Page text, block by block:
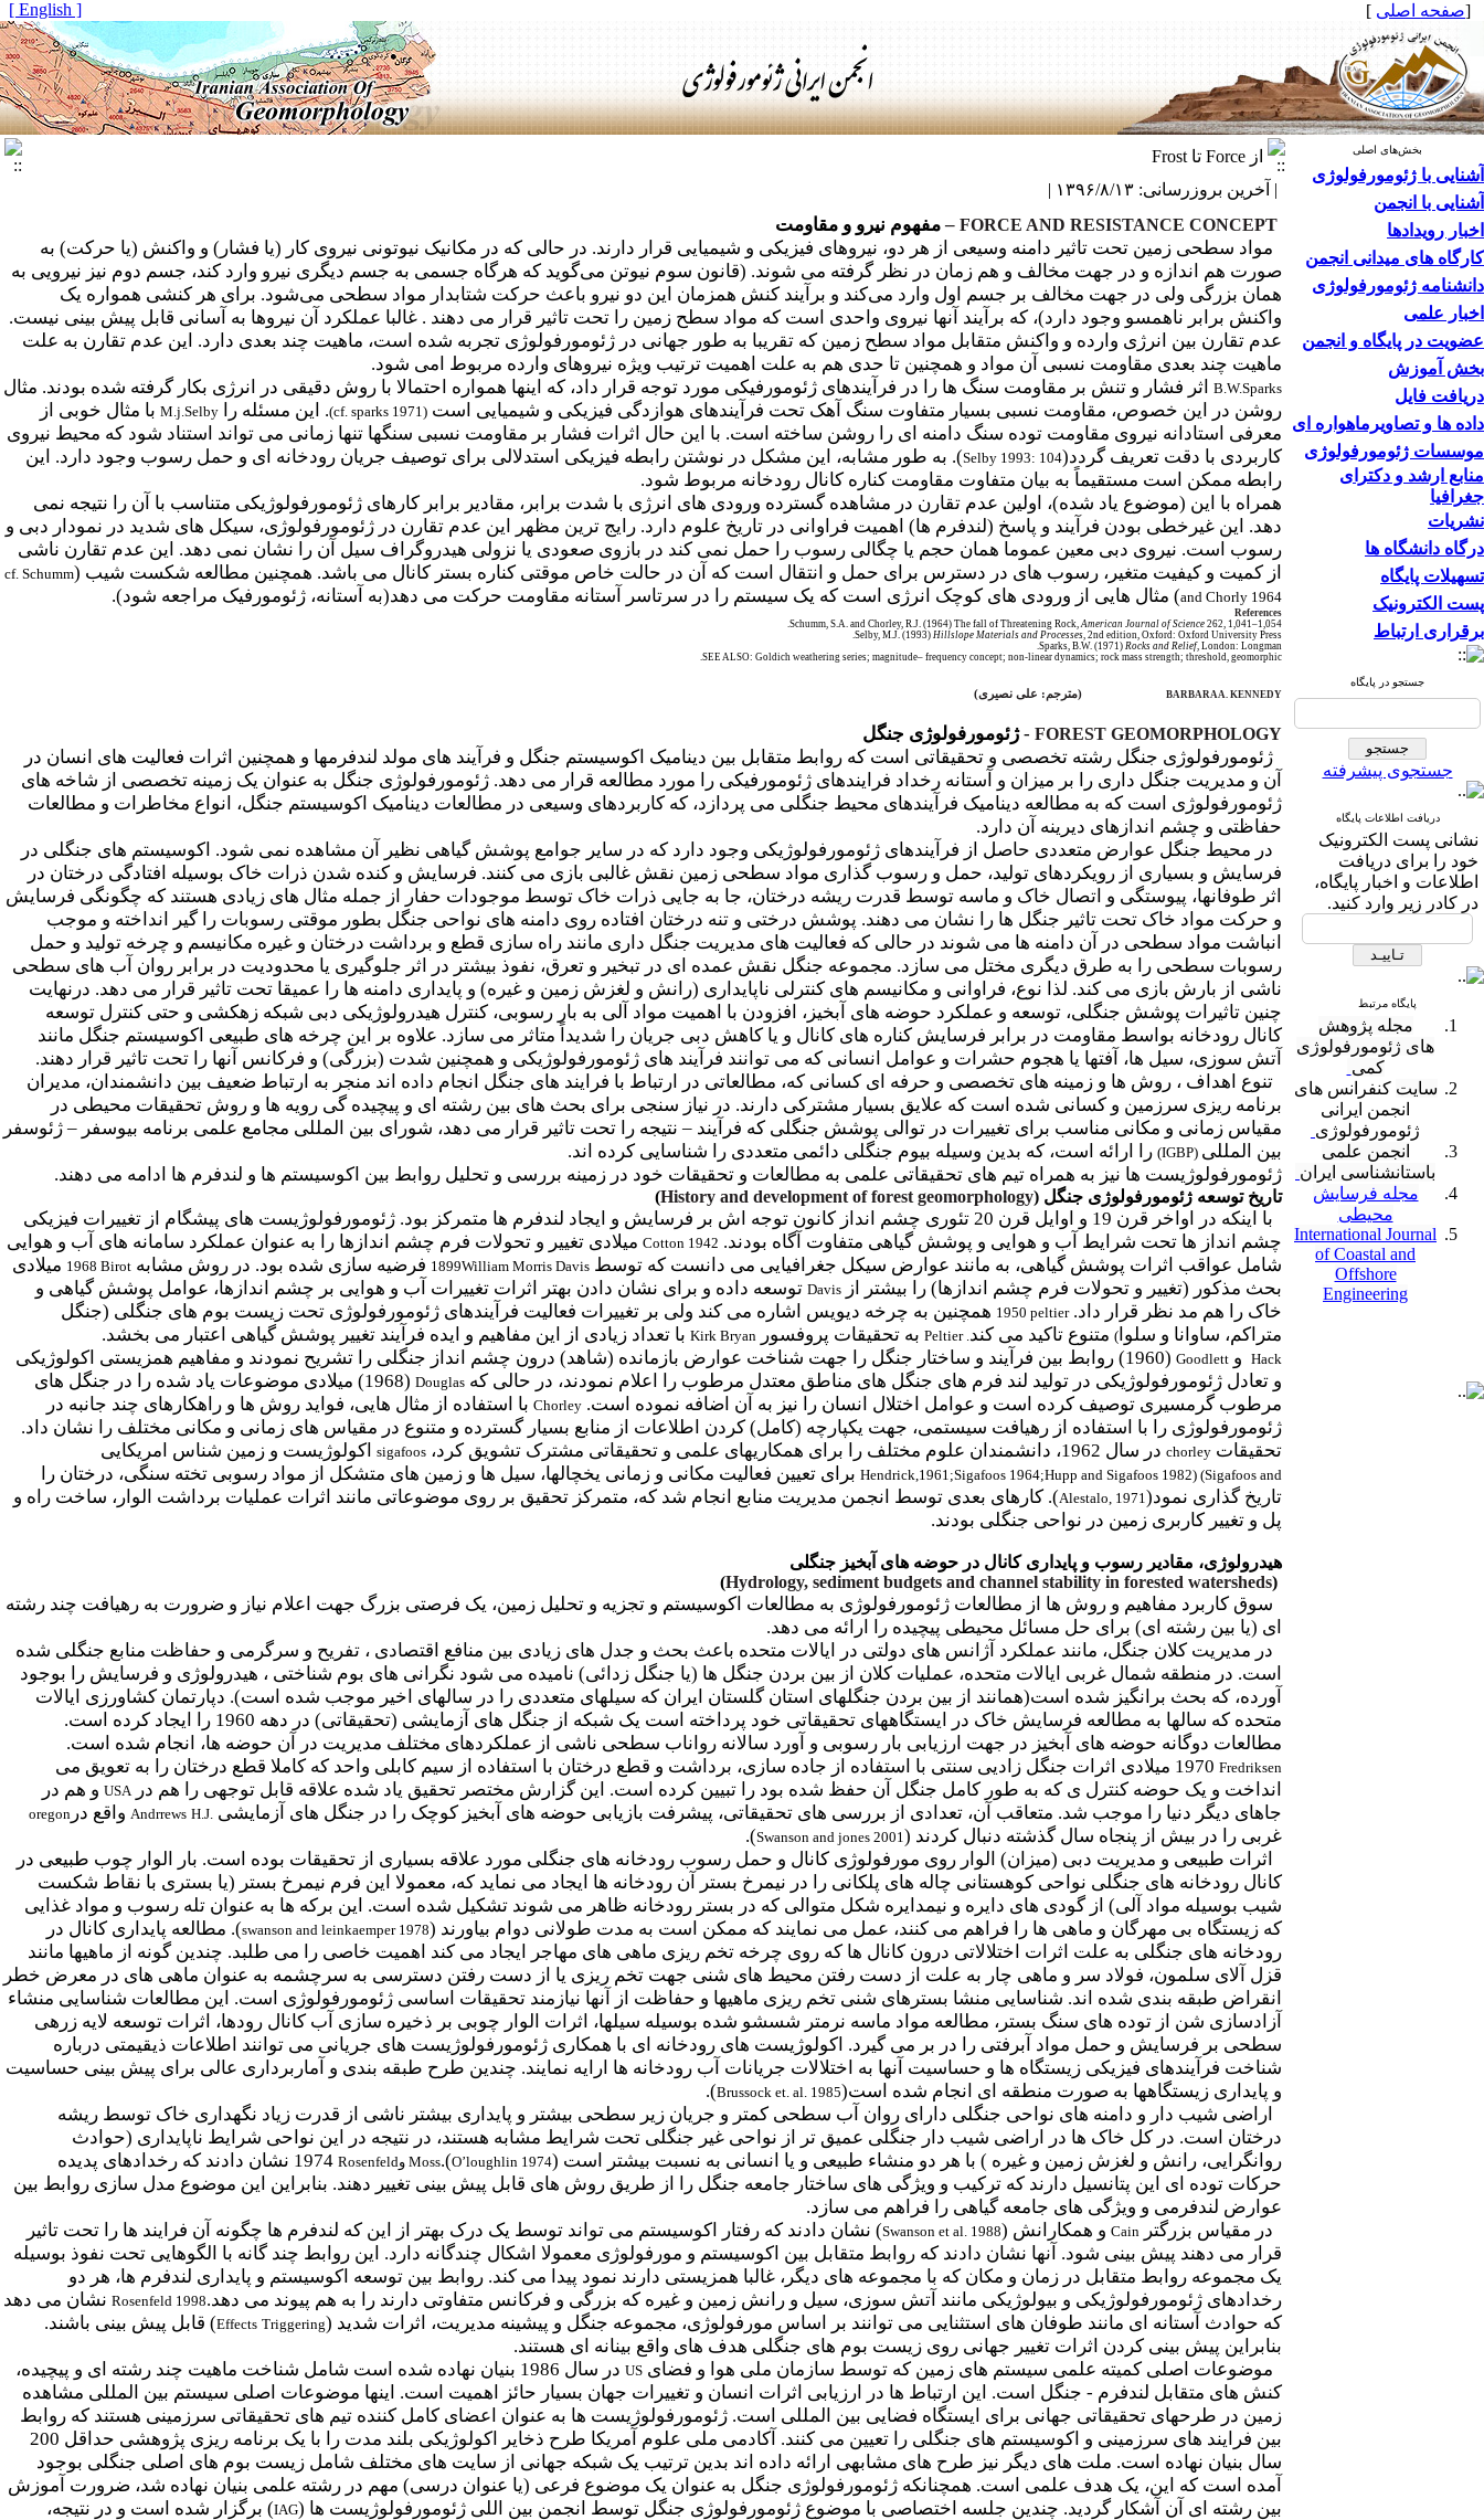
[صفحه اصلی ]
[ English ]
بخش‌های اصلی
آشنایی با ژئومورفولوژی
آشنایی با انجمن
اخبار رویدادها
کارگاه های میدانی انجمن
دانشنامه ژئومورفولوژی
اخبار علمی
عضویت در پایگاه و انجمن
بخش آموزش
دریافت فایل
داده ها و تصاویرماهواره ای
موسسات ژئومورفولوژی
منابع ارشد و دکترای
جغرافیا
نشریات
درگاه دانشگاه ها
تسهیلات پایگاه
پست الکترونیک
برقراری ارتباط
جستجو در پایگاه
جستجوی پیشرفته
دریافت اطلاعات پایگاه
نشانی پست الکترونیک
خود را برای دریافت
اطلاعات و اخبار پایگاه،
در کادر زیر وارد کنید.
پایگاه مرتبط
مجله پژوهش
های ژئومورفولوژی
کمی
سایت کنفرانس های
انجمن ایرانی
ژئومورفولوژی
انجمن علمی
باستانشناسی ایران
مجله فرسایش
محیطی
International Journal
of Coastal and
Offshore
Engineering
از Force تا Frost
| آخرین بروزرسانی: ۱۳۹۶/۸/۱۳ |
FORCE AND RESISTANCE CONCEPT
– مفهوم نیرو و مقاومت
مواد سطحی زمین تحت تاثیر دامنه وسیعی از هر دو، نیروهای فیزیکی و شیمیایی قرار دارند. در حالی که در مکانیک نیوتونی نیروی کار (یا فشار) و واکنش (یا حرکت) به
صورت هم اندازه و در جهت مخالف و هم زمان در نظر گرفته می شوند. (قانون سوم نیوتن می‌گوید که هرگاه جسمی به جسم دیگری نیرو وارد کند، جسم دوم نیز نیرویی به
همان بزرگی ولی در جهت مخالف بر جسم اول وارد می‌کند و برآیند کنش همزمان این دو نیرو باعث حرکت شتابدار مواد سطحی می‌شود. برای هر کنشی همواره یک
واکنش برابر ناهمسو وجود دارد)، که برآیند آنها نیروی واحدی است که مواد سطح زمین را تحت تاثیر قرار می دهند . غالبا عملکرد آن نیروها به آسانی قابل پیش بینی نیست.
عدم تقارن بین انرژی وارده و واکنش متقابل مواد سطح زمین که تقریبا به طور جهانی در ژئومورفولوژی تجربه شده است، ماهیت چند بعدی دارد. این عدم تقارن به علت
ماهیت چند بعدی مقاومت نسبی آن مواد و همچنین تا حدی هم به علت اهمیت ترتیب ویژه نیروهای وارده مربوط امی شود.
B.W.Sparks اثر فشار و تنش بر مقاومت سنگ ها را در فرآیندهای ژئومورفیکی مورد توجه قرار داد، که اینها همواره احتمالا با روش دقیقی در انرژی بکار گرفته شده بودند. مثال
روشن در این خصوص، مقاومت نسبی بسیار متفاوت سنگ آهک تحت فرآیندهای هوازدگی فیزیکی و شیمیایی است (
cf. sparks 1971
). این مسئله را M.j.Selby با مثال خوبی از
معرفی استادانه نیروی مقاومت توده سنگ دامنه ای را روشن ساخته است. با این حال اثرات فشار بر مقاومت نسبی سنگها تنها زمانی می تواند استناد شود که محیط نیروی
کاربردی با دقت تعریف گردد(Selby 1993: 104). به طور مشابه، این مشکل در نوشتن رابطه فیزیکی استدلالی برای توصیف جریان رودخانه ای و حمل رسوب وجود دارد. این
رابطه ممکن است مستقیماً به بیان متفاوت مقاومت کناره کانال رودخانه مربوط شود.
همراه با این (موضوع یاد شده)، اولین عدم تقارن در مشاهده گسترده ورودی های انرژی با شدت برابر، مقادیر برابر کارهای ژئومورفولوژیکی متناسب با آن را نتیجه نمی
دهد. این غیرخطی بودن فرآیند و پاسخ (لندفرم ها) اهمیت فراوانی در تاریخ علوم دارد. رایج ترین مظهر این عدم تقارن در ژئومورفولوژی، سیکل های شدید در نمودار دبی و
رسوب است. نیروی دبی معین عموما همان حجم یا چگالی رسوب را حمل نمی کند در بازوی صعودی یا نزولی هیدروگراف سیل آن را نشان نمی دهد. این عدم تقارن ناشی
از کمیت و کیفیت متغیر، رسوب های در دسترس برای حمل و انتقال است که آن در حالت خاص موقتی کناره بستر کانال می باشد. همچنین مطالعه شکست شیب (cf. Schumm
and Chorly 1964) مثال هایی از ورودی های کوچک انرژی است که یک سیستم را در سرتاسر آستانه مقاومت حرکت می دهد(به آستانه، ژئومورفیک مراجعه شود).
References
Schumm, S.A. and Chorley, R.J. (1964) The fall of Threatening Rock,American Journal of Science 262, 1,041–1,054.
Selby, M.J. (1993) Hillslope Materials and Processes, 2nd edition, Oxford: Oxford University Press.
Sparks, B.W. (1971) Rocks and Relief, London: Longman.
SEE ALSO: Goldich weathering series; magnitude– frequency concept; non-linear dynamics; rock mass strength; threshold, geomorphic.
BARBARA A. KENNEDY
(مترجم: علی نصیری)
FOREST GEOMORPHOLOGY
-ژئومورفولوژی جنگل
ژئومورفولوژی جنگل رشته تخصصی و تحقیقاتی است که روابط متقابل بین دینامیک اکوسیستم جنگل و فرآیند های مولد لندفرمها و همچنین اثرات فعالیت های انسان در
آن و مدیریت جنگل داری را بر میزان و آستانه رخداد فرایندهای ژئومورفیکی را مورد مطالعه قرار می دهد. ژئومورفولوژی جنگل به عنوان یک زمینه تخصصی از شاخه های
ژئومورفولوژی است که به مطالعه دینامیک فرآیندهای محیط جنگلی می پردازد، که کاربردهای وسیعی در مطالعات دینامیک اکوسیستم جنگل، انواع مخاطرات و مطالعات
حفاظتی و چشم اندازهای دیرینه آن دارد.
در محیط جنگل عوارض متعددی حاصل از فرآیندهای ژئومورفولوژیکی وجود دارد که در سایر جوامع پوشش گیاهی نظیر آن مشاهده نمی شود. اکوسیستم های جنگلی در
فرسایش و بسیاری از رویکردهای تولید، حمل و رسوب گذاری مواد سطحی زمین نقش غالبی بازی می کنند. فرسایش و کنده شدن ذرات خاک بوسیله افتادگی درختان در
اثر طوفانها، پیوستگی و اتصال خاک و ماسه توسط قدرت ریشه درختان، جا به جایی ذرات خاک توسط موجودات حفار از جمله مثال های زیادی هستند که چگونگی فرسایش
و حرکت مواد خاک تحت تاثیر جنگل ها را نشان می دهند. پوشش درختی و تنه درختان افتاده روی دامنه های نواحی جنگل بطور موقتی رسوبات را گیر انداخته و موجب
انباشت مواد سطحی در آن دامنه ها می شوند در حالی که فعالیت های مدیریت جنگل داری مانند راه سازی قطع و برداشت درختان و غیره مکانیسم و چرخه تولید و حمل
رسوبات سطحی را به طرق دیگری مختل می سازد. مجموعه جنگل نقش عمده ای در تبخیر و تعرق، نفوذ بیشتر در اثر جلوگیری یا محدودیت در برابر روان آب های سطحی
ناشی از بارش بازی می کند. لذا نوع، فراوانی و مکانیسم های کنترلی ناپایداری (رانش و لغزش زمین و غیره) و پایداری دامنه ها را عمیقا تحت تاثیر قرار می دهد. درنهایت
چنین تاثیرات پوشش جنگلی، توسعه و عملکرد حوضه های آبخیز، افزودن با اهمیت مواد آلی به بار رسوبی، کنترل هیدرولوژیکی دبی شبکه زهکشی و حتی کنترل توسعه
کانال رودخانه بواسط مقاومت در برابر فرسایش کناره های کانال و یا کاهش دبی جریان را شدیداً متاثر می سازد. علاوه بر این چرخه های طبیعی اکوسیستم جنگل مانند
آتش سوزی، سیل ها، آفتها یا هجوم حشرات و عوامل انسانی که می توانند فرآیند های ژئومورفولوژیکی و همچنین شدت (بزرگی) و فرکانس آنها را تحت تاثیر قرار دهند.
تنوع اهداف ، روش ها و زمینه های تخصصی و حرفه ای کسانی که، مطالعاتی در ارتباط با فرایند های جنگل انجام داده اند منجر به ارتباط ضعیف بین دانشمندان، مدیران
برنامه ریزی سرزمین و کسانی شده است که علایق بسیار مشترکی دارند. در نیاز سنجی برای بحث های بین رشته ای و پیچیده گی رویه ها و روش تحقیقات محیطی در
مقیاس زمانی و مکانی مناسب برای تغییرات در توالی پوشش جنگلی که فرآیند – نتیجه را تحت تاثیر قرار می دهد، شورای بین المللی مجامع علمی برنامه بیوسفر – ژئوسفر
بین المللی (
IGBP
) را ارائه است، که بدین وسیله بیوم جنگلی دائمی متعددی را شناسایی کرده اند.
ژئومورفولوژیست ها نیز به همراه تیم های تحقیقاتی علمی به مطالعات و تحقیقات خود در زمینه بررسی و تحلیل روابط بین اکوسیستم ها و لندفرم ها ادامه می دهند.
تاریخ توسعه ژئومورفولوژی جنگل (History and development of forest geomorphology
)
با اینکه در اواخر قرن 19 و اوایل قرن 20 تئوری چشم انداز کانون توجه اش بر فرسایش و ایجاد لندفرم ها متمرکز بود. ژئومورفولوژیست های پیشگام از تغییرات فیزیکی
چشم انداز ها تحت شرایط آب و هوایی و پوشش گیاهی متفاوت آگاه بودند. Cotton 1942 میلادی تغییر و تحولات فرم چشم اندازها را به عنوان عملکرد سامانه های آب و هوایی
شامل عواقب اثرات پوشش گیاهی، به مانند عوارض سیکل جغرافیایی می دانست که توسط William Morris Davis
1899 فرضیه سازی شده بود. در روش مشابه Birot
میلادی
بحث مذکور (تغییر و تحولات فرم چشم اندازها) را بیشتر از Davis توسعه داده و برای نشان دادن بهتر اثرات تغییرات آب و هوایی بر چشم اندازها، عوامل پوشش گیاهی و
خاک را هم مد نظر قرار داد.peltier
همچنین به چرخه دیویس اشاره می کند ولی بر تغییرات فعالیت فرآیندهای ژئومورفولوژی تحت زیست بوم های جنگلی (جنگل
متراکم، ساوانا و سلوا ) متنوع تاکید می کند.
Peltier به تحقیقات پروفسور Kirk Bryan با تعداد زیادی از این مفاهیم و ایده فرآیند تغییر پوشش گیاهی اعتبار می بخشد.
Hack و Goodlett
(1960) روابط بین فرآیند و ساختار جنگل را جهت شناخت عوارض بازمانده (شاهد) درون چشم انداز جنگلی را تشریح نمودند و مفاهیم همزیستی اکولوژیکی
و تعادل ژئومورفولوژیکی در تولید لند فرم های جنگل های مناطق معتدل مرطوب را اعلام نمودند، در حالی که Douglas
(1968) میلادی موضوعات یاد شده را در جنگل های
مرطوب گرمسیری توصیف کرده است و عوامل اختلال انسان را نیز به آن اضافه نموده است. Chorley با استفاده از مثال هایی، فواید روش ها و راهکارهای چند جانبه در
ژئومورفولوژی را با استفاده از رهیافت سیستمی، جهت یکپارچه (کامل) کردن اطلاعات از منابع بسیار گسترده و متنوع در مقیاس های زمانی و مکانی مختلف را نشان داد.
تحقیقات chorley در سال 1962، دانشمندان علوم مختلف را برای همکاریهای علمی و تحقیقاتی مشترک تشویق کرد، sigafoos اکولوژیست و زمین شناس امریکایی
Hendrick,1961;Sigafoos 1964;Hupp and Sigafoos 1982) (Sigafoos and برای تعیین فعالیت مکانی و زمانی یخچالها، سیل ها و زمین های متشکل از مواد رسوبی تخته سنگی، درختان را
تاریخ گذاری نمود(Alestalo, 1971). کارهای بعدی توسط انجمن مدیریت منابع انجام شد که، متمرکز تحقیق بر روی موضوعاتی مانند اثرات عملیات برداشت الوار، ساخت راه و
پل و تغییر کاربری زمین در نواحی جنگلی بودند.
هیدرولوژی، مقادیر رسوب و پایداری کانال در حوضه های آبخیز جنگلی
(
Hydrology, sediment budgets and channel stability in forested watersheds
)
سوق کاربرد مفاهیم و روش ها از مطالعات ژئومورفولوژی به مطالعات اکوسیستم و تجزیه و تحلیل زمین، یک فرصتی بزرگ جهت اعلام نیاز و ضرورت به رهیافت چند رشته
ای (یا بین رشته ای) برای حل مسائل محیطی پیچیده را ارائه می دهد.
در مدیریت کلان جنگل، مانند عملکرد آژانس های دولتی در ایالات متحده باعث بحث و جدل های زیادی بین منافع اقتصادی ، تفریح و سرگرمی و حفاظت منابع جنگلی شده
است. در منطقه شمال غربی ایالات متحده، عملیات کلان از بین بردن جنگل ها (یا جنگل زدائی) نامیده می شود نگرانی های بوم شناختی ، هیدرولوژی و فرسایش را بوجود
آورده، که بحث برانگیز شده است(همانند از بین بردن جنگلهای استان گلستان ایران که سیلهای متعددی را در سالهای اخیر موجب شده است). دپارتمان کشاورزی ایالات
متحده که سالها به مطالعه فرسایش خاک در ایستگاههای تحقیقاتی خود پرداخته است یک شبکه از جنگل های آزمایشی (تحقیقاتی) در دهه 1960 را ایجاد کرده است.
مطالعات دوگانه حوضه های آبخیز در جهت ارزیابی بار رسوبی و آورد سالانه رواناب سطحی ناشی از عملکردهای مختلف مدیریت در آن حوضه ها، انجام شده است.
Fredriksen
جنگل زادیی سنتی با استفاده از جاده سازی، برداشت و قطع درختان با استفاده از سیم کابلی واحد که کاملا قطع درختان را به تعویق می
انداخت و یک حوضه کنترل ی که به طور کامل جنگل آن حفظ شده بود را تبیین کرده است. این گزارش مختصر تحقیق یاد شده علاقه قابل توجهی را هم درUSA و هم در
جاهای دیگر دنیا را موجب شد. متعاقب آن، تعدادی از بررسی های تحقیقاتی، پیشرفت بازیابی حوضه های آبخیز کوچک را در جنگل های آزمایشی H.J.
Andrrews واقع در oregon
غربی را در بیش از پنجاه سال گذشته دنبال کردند (Swanson and jones 2001
).
اثرات طبیعی و مدیریت دبی (میزان) الوار روی مورفولوژی کانال و حمل رسوب رودخانه های جنگلی مورد علاقه بسیاری از تحقیقات بوده است. بار الوار چوب طبیعی در
کانال رودخانه های جنگلی نواحی کوهستانی چاله های پلکانی را در نیمرخ بستر آن رودخانه ها ایجاد می نماید که، معمولا این فرم نیمرخ بستر (یا بستری با نقاط شکست
شیب بوسیله مواد آلی) از گودی های دایره و نیمدایره شکل متوالی که در بستر رودخانه ظاهر می شوند تشکیل شده است. این برکه ها به عنوان تله رسوب و مواد غذایی
که زیستگاه بی مهرگان و ماهی ها را فراهم می کنند، عمل می نمایند که ممکن است به مدت طولانی دوام بیاورند (swanson and leinkaemper 1978). مطالعه پایداری کانال در
رودخانه های جنگلی به علت اثرات اختلالاتی درون کانال ها که روی چرخه تخم ریزی ماهی های مهاجر ایجاد می کند اهمیت خاصی را می طلبد. چندین گونه از ماهیها مانند
قزل آلای سلمون، فولاد سر و ماهی چار به علت از دست رفتن محیط های شنی جهت تخم ریزی یا از دست رفتن دسترسی به سرچشمه به عنوان ماهی های در معرض خطر
انقراض طبقه بندی شده اند. شناسایی منشا بسترهای شنی تخم ریزی ماهیها و حفاظت از آنها نیازمند تحقیقات اساسی ژئومورفولوژی است. این مطالعات شناسایی منشاء
آزادسازی شن از توده های سنگ بستر، مطالعه مواد ماسه نرمتر شسشو شده بوسیله سیلها، اثرات الوار چوبی بر ذخیره سازی آب کانال رودها، اثرات توسعه لایه زرهی
سطحی بر فرسایش و حمل مواد آبرفتی را در بر می گیرد. اکولوژیست های رودخانه ای با همکاری ژئومورفولوژیست های جریانی می توانند اطلاعات ذیقیمتی درباره
شناخت فرآیندهای فیزیکی زیستگاه ها و حساسیت آنها به اختلالات جریانات آب رودخانه ها ارایه نمایند. چندین طرح طبقه بندی و آماربرداری عالی برای پیش بینی حساسیت
و پایداری زیستگاهها به صورت منطقه ای انجام شده است(Brussock et. al. 1985
).
اراضی شیب دار و دامنه های نواحی جنگلی دارای روان آب سطحی کمتر و جریان زیر سطحی بیشتر و پایداری بیشتر ناشی از قدرت زیاد نگهداری خاک توسط ریشه
درختان است. در کل خاک ها در اراضی شیب دار جنگلی عمیق تر از نواحی غیر جنگلی تحت شرایط مشابه هستند، در نتیجه در این نواحی شرایط ناپایداری (حوادث
روانگرایی، رانش و لغزش زمین و غیره ) با هر دو منشاء طبیعی و یا انسانی به نسبت بیشتر است (O’loughlin 1974
).
Moss وRosenfeld
1974 نشان دادند که رخدادهای پدیده
حرکات توده ای این پتانسیل دارند که ترکیب و ویژگی های ساختار جامعه جنگل را از طریق روش های قابل پیش بینی تغییر دهند. بنابراین این موضوع مدل سازی روابط بین
عوارض لندفرمی و ویژگی های جامعه گیاهی را فراهم می سازد.
در مقیاس بزرگتر Cain و همکارانش (Swanson et al. 1988) نشان دادند که رفتار اکوسیستم می تواند توسط یک درک بهتر از این که لندفرم ها چگونه آن فرایند ها را تحت تاثیر
قرار می دهند پیش بینی شود. آنها نشان دادند که روابط متقابل بین اکوسیستم و مورفولوژی معمولا اشکال چندگانه دارد. این روابط چند گانه با الگوهایی تحت نفوذ بوسیله
یک مجموعه روابط متقابل در زمان و مکان که با مجموعه های دیگر، غالبا همزیستی دارند نمود پیدا می کند. روابط بین توسعه اکوسیستم و پایداری لندفرم ها، هر دو
رخدادهای ژئومورفولوژیکی و بیولوژیکی مانند آتش سوزی، سیل و رانش زمین و غیره که بزرگی و فرکانس متفاوتی دارند را به هم پیوند می دهد.Rosenfeld 1998 نشان می دهد
که حوادث آستانه ای مانند طوفان های استثنایی می توانند بر اساس مورفولوژی، مجموعه جنگل و پیشینه مدیریت، اثرات شدید (Triggering
Effects) قابل پیش بینی باشند.
بنابراین پیش بینی کردن اثرات تغییر جهانی روی زیست بوم های جنگلی هدف های واقع بینانه ای هستند.
موضوعات اصلی کمیته علمی سیستم های زمین که توسط سازمان ملی هوا و فضای US
در سال 1986 بنیان نهاده شده است شامل شناخت ماهیت چند رشته ای و پیچیده،
کنش های متقابل لندفرم - جنگل است. این ارتباط ها در ارزیابی اثرات انسان و تغییرات جهان بسیار حائز اهمیت است. اینها موضوعات اصلی سیستم بین المللی مشاهده
زمین در طرحهای تحقیقاتی جهانی برای ایستگاه فضایی بین المللی است. ژئومورفولوژیست ها به عنوان اعضای کامل کننده تیم های تحقیقاتی سرزمینی هستند که روابط
بین فرایند های سرزمینی و اکوسیستم های جنگلی را تعیین می کنند. آکادمی ملی علوم آمریکا طرح ذخایر اکولوژیکی بلند مدت را با یک برنامه ریزی پژوهشی حداقل 200
سال بنیان نهاده است. ملت های دیگر نیز طرح های مشابهی ارائه داده اند بدین ترتیب یک شبکه جهانی از سایت های مختلف شامل زیست بوم های اصلی جنگلی بوجود
آمده است که این، یک هدف علمی است. همچنانکه ژئومورفولوژی جنگل به عنوان یک موضوع فرعی (یا عنوان درسی) مهم در رشته علمی بنیان نهاده شد، ضرورت آموزش
بین رشته ای آن آشکار گردید. چندین جلسه اختصاصی با موضوع ژئومورفولوژی جنگل توسط انجمن بین اللی ژئومورفولوژیست ها (IAG) برگزار شده است و در نتیجه،